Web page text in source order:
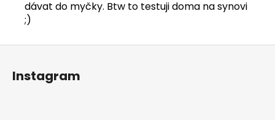
dávat do myčky. Btw to testuji doma na synovi
;)
Instagram